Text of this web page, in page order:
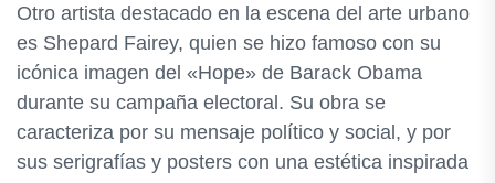
Otro artista destacado en la escena del arte urbano
es Shepard Fairey, quien se hizo famoso con su
icónica imagen del «Hope» de Barack Obama
durante su campaña electoral. Su obra se
caracteriza por su mensaje político y social, y por
sus serigrafías y posters con una estética inspirada